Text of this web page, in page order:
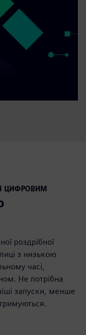
ЦИФРОВИМ
роздрібної
з низькою
часі,
Не потрібна
запуски, менше